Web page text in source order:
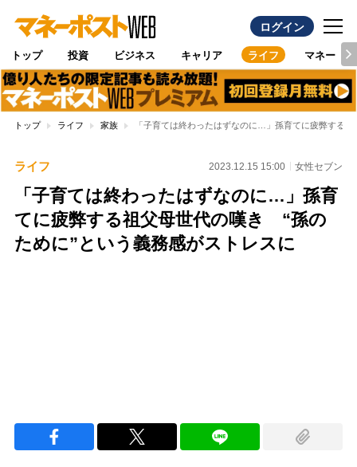
ログイン
トップ 投資 ビジネス キャリア ライフ マネー
トップ ライフ 家族 「子育ては終わったはずなのに…」孫育てに疲弊する
ライフ 2023.12.15 15:00 女性セブン
「子育ては終わったはずなのに…」孫育
てに疲弊する祖父母世代の嘆き “孫の
ために”という義務感がストレスに